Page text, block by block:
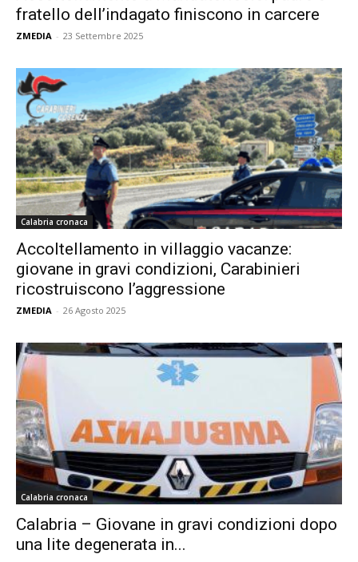
fratello dell’indagato finiscono in carcere
ZMEDIA - 23 Settembre 2025
Calabria cronaca
Accoltellamento in villaggio vacanze:
giovane in gravi condizioni, Carabinieri
ricostruiscono l’aggressione
ZMEDIA - 26 Agosto 2025
Calabria cronaca
Calabria – Giovane in gravi condizioni dopo
una lite degenerata in...